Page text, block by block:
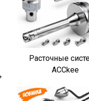
Расточные
ACCkee